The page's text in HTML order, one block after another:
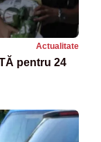
Actualitate
pentru 24